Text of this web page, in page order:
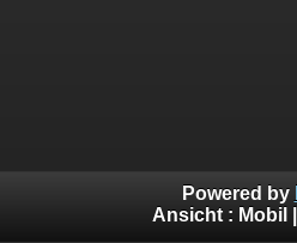
Powered by
Ansicht : Mobil